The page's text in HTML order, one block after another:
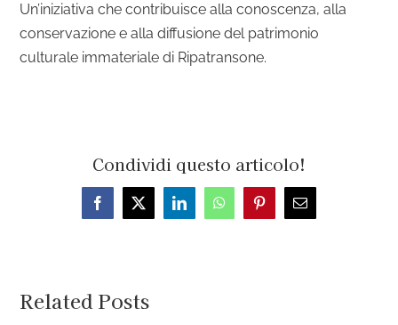
Un’iniziativa che contribuisce alla conoscenza, alla
conservazione e alla diffusione del patrimonio
culturale immateriale di Ripatransone.
Condividi questo articolo!
Facebook
X LinkedInWhatsAppPinterestEmail
Related Posts